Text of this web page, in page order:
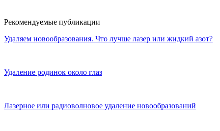
Рекомендуемые публикации
Удаляем новообразования. Что лучше лазер или жидкий азот?
Удаление родинок около глаз
Лазерное или радиоволновое удаление новообразований